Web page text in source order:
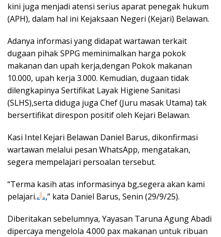
kini juga menjadi atensi serius aparat penegak hukum
(APH), dalam hal ini Kejaksaan Negeri (Kejari) Belawan.
Adanya informasi yang didapat wartawan terkait
dugaan pihak SPPG meminimalkan harga pokok
makanan dan upah kerja,dengan Pokok makanan
10.000, upah kerja 3.000. Kemudian, dugaan tidak
dilengkapinya Sertifikat Layak Higiene Sanitasi
(SLHS),serta diduga juga Chef (Juru masak Utama) tak
bersertifikat direspon positif oleh Kejari Belawan.
Kasi Intel Kejari Belawan Daniel Barus, dikonfirmasi
wartawan melalui pesan WhatsApp, mengatakan,
segera mempelajari persoalan tersebut.
“Terma kasih atas informasinya bg,segera akan kami
pelajari.
,” kata Daniel Barus, Senin (29/9/25).
Diberitakan sebelumnya, Yayasan Taruna Agung Abadi
dipercaya mengelola 4.000 pax makanan untuk ribuan